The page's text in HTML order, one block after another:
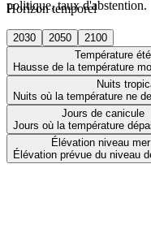
Horizon temporel
2030 2050
2100
Température été
Hausse de la température
Nuits
Nuits où la température ne
Jours de canicule
Jours où la température
Élévation niveau mer
Élévation prévue du niveau
politique, taux d'abstention.